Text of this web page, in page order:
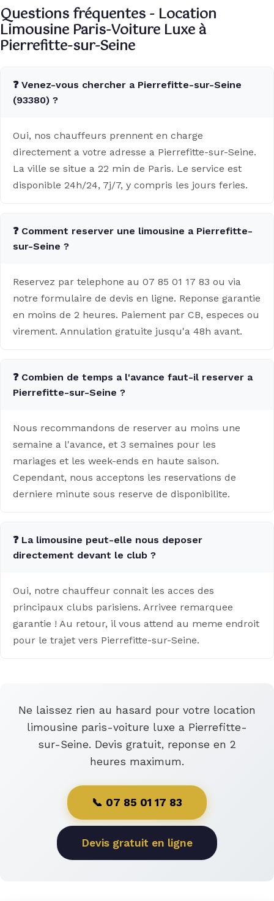
Questions fréquentes - Location
Limousine Paris-Voiture Luxe à
Pierrefitte-sur-Seine
❓ Venez-vous chercher a Pierrefitte-sur-Seine
(93380) ?
Oui, nos chauffeurs prennent en charge
directement a votre adresse a Pierrefitte-sur-Seine.
La ville se situe a 22 min de Paris. Le service est
disponible 24h/24, 7j/7, y compris les jours feries.
❓ Comment reserver une limousine a Pierrefitte-
sur-Seine ?
Reservez par telephone au 07 85 01 17 83 ou via
notre formulaire de devis en ligne. Reponse garantie
en moins de 2 heures. Paiement par CB, especes ou
virement. Annulation gratuite jusqu'a 48h avant.
❓ Combien de temps a l'avance faut-il reserver a
Pierrefitte-sur-Seine ?
Nous recommandons de reserver au moins une
semaine a l'avance, et 3 semaines pour les
mariages et les week-ends en haute saison.
Cependant, nous acceptons les reservations de
derniere minute sous reserve de disponibilite.
❓ La limousine peut-elle nous deposer
directement devant le club ?
Oui, notre chauffeur connait les acces des
principaux clubs parisiens. Arrivee remarquee
garantie ! Au retour, il vous attend au meme endroit
pour le trajet vers Pierrefitte-sur-Seine.
Ne laissez rien au hasard pour votre location
limousine paris-voiture luxe a Pierrefitte-
sur-Seine. Devis gratuit, reponse en 2
heures maximum.
📞 07 85 01 17 83
Devis gratuit en ligne